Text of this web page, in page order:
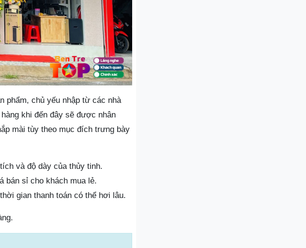
phẩm, chủ yếu nhập từ các nhà
khi đến đây sẽ được nhân
mài tùy theo mục đích trưng bày
và độ dày của thủy tinh.
bán sỉ cho khách mua lẻ.
gian thanh toán có thể hơi lâu.